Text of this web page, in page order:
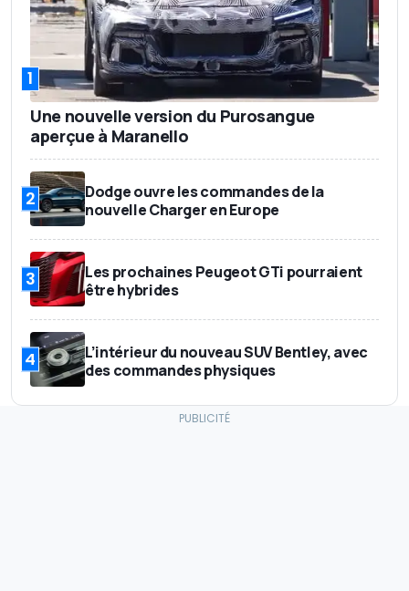
1
Une nouvelle version du Purosangue
aperçue à Maranello
2
Dodge ouvre les commandes de la
nouvelle Charger en Europe
3
Les prochaines Peugeot GTi pourraient
être hybrides
4
L’intérieur du nouveau SUV Bentley, avec
des commandes physiques